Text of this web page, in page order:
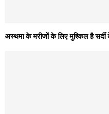
अस्थमा के मरीजों के लिए मुश्किल है